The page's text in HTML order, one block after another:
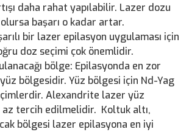
daha rahat yapılabilir. Lazer dozu
başarı o kadar artar.
bir lazer epilasyon uygulaması için
doz seçimi çok önemlidir.
bölge: Epilasyonda en zor
bölgesidir. Yüz bölgesi için Nd-Yag
Alexandrite lazer yüz
az tercih edilmelidir. Koltuk altı,
bölgesi lazer epilasyona en iyi